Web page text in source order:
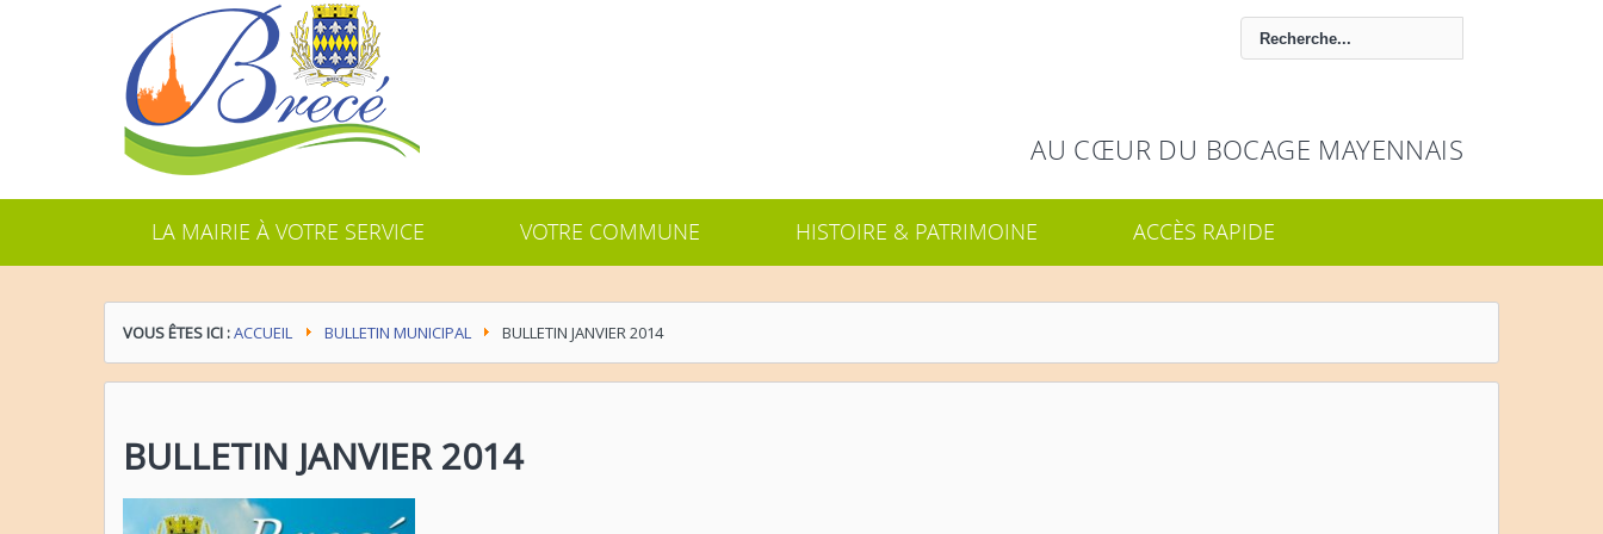
AU CŒUR DU BOCAGE MAYENNAIS
LA MAIRIE À VOTRE SERVICE VOTRE COMMUNE HISTOIRE & PATRIMOINE ACCÈS RAPIDE
VOUS ÊTES ICI :ACCUEIL BULLETIN MUNICIPAL BULLETIN JANVIER 2014
BULLETIN JANVIER 2014